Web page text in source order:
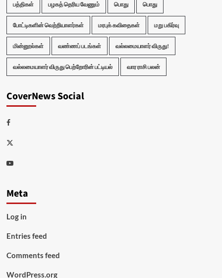
பத்திகள் பழகத் தெரிய வேணும் பொது பொது
போட்டிகளின் வெற்றியாளர்கள் மரபுக் கவிதைகள் மறு பகிர்வு
மின்னூல்கள் வண்ணப் படங்கள் வல்லமையாளர் விருது!
வல்லமையாளர் விருது பெற்றோரின் பட்டியல் வார ராசி பலன்
CoverNews Social
Facebook
Twitter
Youtube
Meta
Log in
Entries feed
Comments feed
WordPress.org